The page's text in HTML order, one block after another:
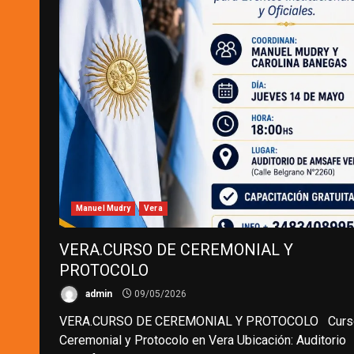
Manuel Mudry Vera
VERA.CURSO DE CEREMONIAL Y
PROTOCOLO
admin 09/05/2026
VERA.CURSO DE CEREMONIAL Y PROTOCOLO
Ceremonial y Protocolo en Vera Ubicación: Auditorio